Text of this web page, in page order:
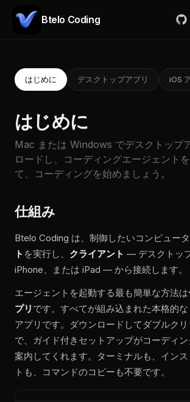
Btelo Coding
はじめに デスクトップアプリ iOS
はじめに
Mac または Windows でデスクトップ
ロードし、コーディングエージェント
て、コーディングを始めましょう。
仕組み
Btelo Coding は、制御したいコンピュー
ト を実行し、 クライアント — デスクトッ
iPhone、または iPad — から接続します。
エージェントを起動する最も簡単な方法は
プリ です。すべてが組み込まれた本格的
アプリです。ダウンロードしてダブルク
で、ガイド付きセットアップがコーディ
案内してくれます。ターミナルも、イン
トも、コマンドのコピーも不要です。